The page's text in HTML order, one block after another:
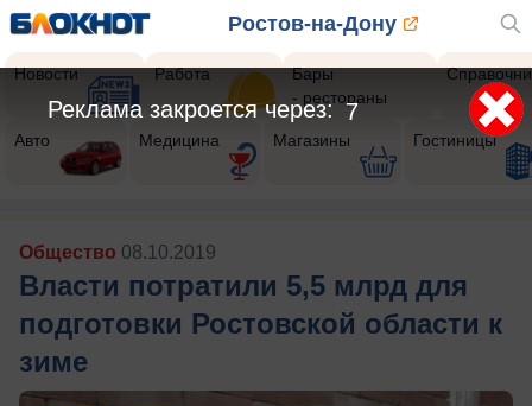
Ростов-на-Дону
Новости Работа
Бары
- рестораны
Авто Медицина Магазины Гостиницы
Общество 08.10.2019
Власти потратили 5,5 млрд для
подготовки Ростовской области к
зиме
5
Реклама закроется через: